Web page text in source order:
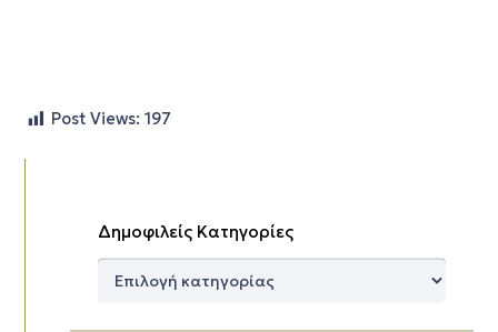
Post Views: 197
Δημοφιλείς Κατηγορίες
Δημοφιλείς